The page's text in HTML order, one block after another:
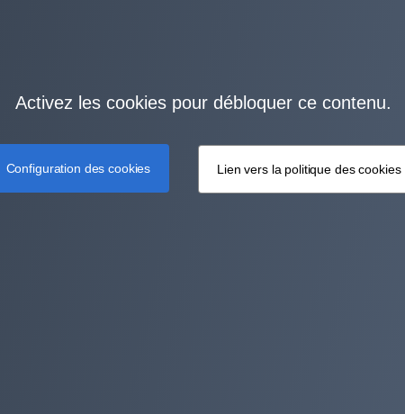
Activez les cookies pour débloquer ce contenu.
Configuration des cookies Lien vers la politique des cookies